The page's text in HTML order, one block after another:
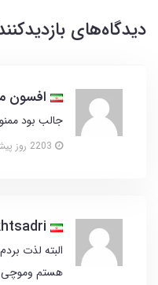
دیدگاه‌های
افسون
جالب بود
البته لذت
هستم وموچی